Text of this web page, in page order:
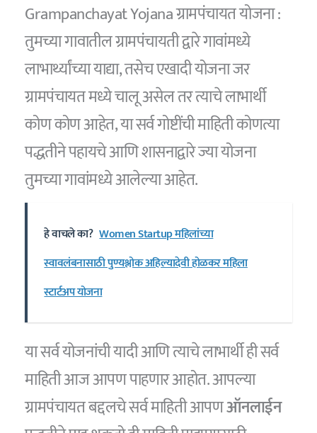
Grampanchayat Yojana ग्रामपंचायत योजना :
तुमच्या गावातील ग्रामपंचायती द्वारे गावांमध्ये
लाभार्थ्यांच्या याद्या, तसेच एखादी योजना जर
ग्रामपंचायत मध्ये चालू असेल तर त्याचे लाभार्थी
कोण कोण आहेत, या सर्व गोष्टींची माहिती कोणत्या
पद्धतीने पहायचे आणि शासनाद्वारे ज्या योजना
तुमच्या गावांमध्ये आलेल्या आहेत.
हे वाचले का? Women Startup महिलांच्या
स्वावलंबनासाठी पुण्यश्लोक अहिल्यादेवी होळकर महिला
स्टार्टअप योजना
या सर्व योजनांची यादी आणि त्याचे लाभार्थी ही सर्व
माहिती आज आपण पाहणार आहोत. आपल्या
ग्रामपंचायत बद्दलचे सर्व माहिती आपणऑनलाईन